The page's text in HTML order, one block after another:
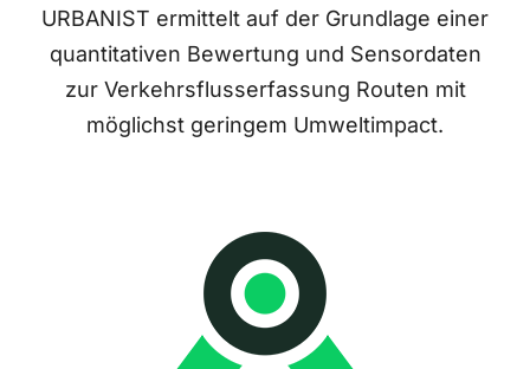
URBANIST ermittelt auf der Grundlage einer
quantitativen Bewertung und Sensordaten
zur Verkehrsflusserfassung Routen mit
möglichst geringem Umweltimpact.